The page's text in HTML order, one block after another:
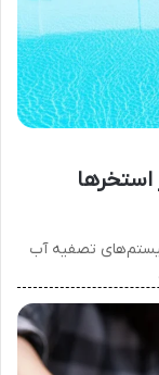
تصفیه آب